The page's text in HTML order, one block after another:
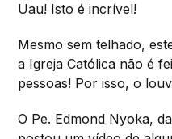
Uau! Isto é incrível!
Mesmo sem telhado,
a Igreja Católica não é
pessoas! Por isso, o
O Pe. Edmond Nyoka,